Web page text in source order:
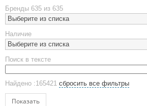
Наборы посуды
Предметы сервировки
Стаканы
Эко кружки
ЕВРОПОСУДА
Аксессуары
Ежедневники и блокноты
Бренды 635 из 635
Выберите из списка
Наличие
Выберите из списка
Поиск в тексте
Найдено :165421 сбросить все фильтры
Показать